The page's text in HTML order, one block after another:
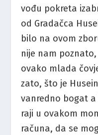
vođu pokreta
od Gradačca
bilo na ovom
nije nam
ovako mlada
zato, što je
vanredno bogat a
raji u ovakom
računa, da se